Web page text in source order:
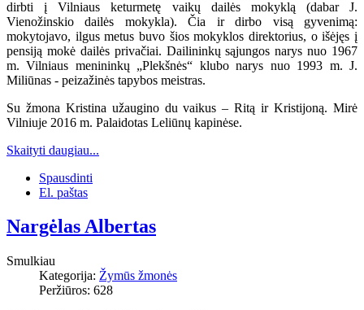
dirbti į Vilniaus keturmetę vaikų dailės mokyklą (dabar J.
Vienožinskio dailės mokykla). Čia ir dirbo visą gyvenimą:
mokytojavo, ilgus metus buvo šios mokyklos direktorius, o išėjęs į
pensiją mokė dailės privačiai. Dailininkų sąjungos narys nuo 1967
m. Vilniaus menininkų „Plekšnės“ klubo narys nuo 1993 m. J.
Miliūnas - peizažinės tapybos meistras.
Su žmona Kristina užaugino du vaikus – Ritą ir Kristijoną. Mirė
Vilniuje 2016 m. Palaidotas Leliūnų kapinėse.
Skaityti daugiau...
Spausdinti
El. paštas
Nargėlas Albertas
Smulkiau
Kategorija: Žymūs žmonės
Peržiūros: 628